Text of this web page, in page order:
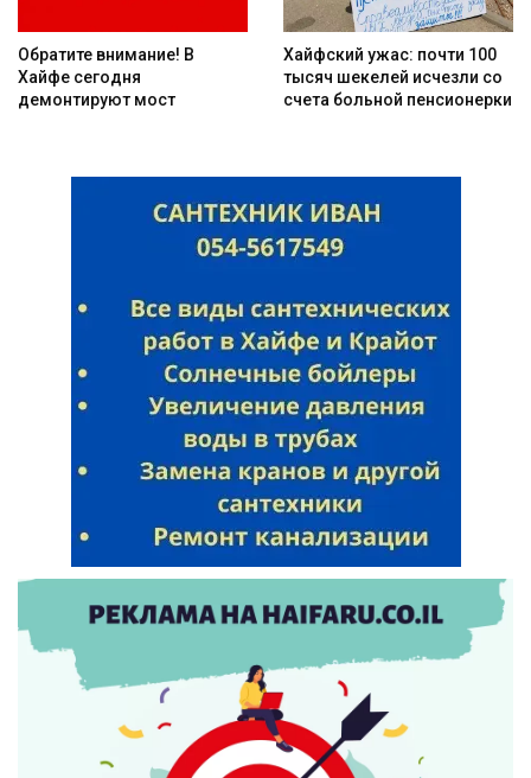
Обратите внимание! В
Хайфе сегодня
демонтируют мост
Хайфский ужас: почти 100
тысяч шекелей исчезли со
счета больной пенсионерки